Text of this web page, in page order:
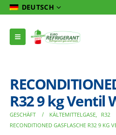
DEUTSCH
R32 9 kg Ventil
GESCHÄFT KÄLTEMITTELGASE,
R32
RECONDITIONED GASFLASCHE R32 9 KG